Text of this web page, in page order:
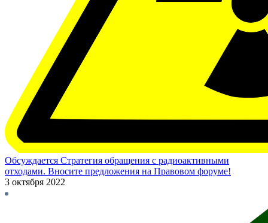
Обсуждается Стратегия обращения с радиоактивными
отходами. Вносите предложения на Правовом форуме!
3 октября 2022